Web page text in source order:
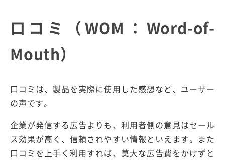
口コミ（WOM：Word-of-
Mouth）
口コミは、製品を実際に使用した感想など、ユーザー
の声です。
企業が発信する広告よりも、利用者側の意見はセール
ス効果が高く、信頼されやすい情報といえます。また
口コミを上手く利用すれば、莫大な広告費をかけずと